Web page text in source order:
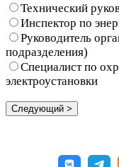
Технический
Инспектор по
Руководитель
подразделения)
Специалист по
электроустановки